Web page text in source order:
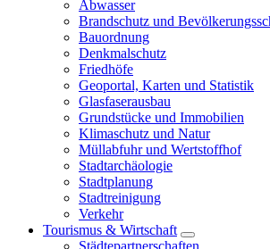
Abwasser
Brandschutz und
Bauordnung
Denkmalschutz
Friedhöfe
Geoportal, Karten und Statistik
Glasfaserausbau
Grundstücke und Immobilien
Klimaschutz und Natur
Müllabfuhr und Wertstoffhof
Stadtarchäologie
Stadtplanung
Stadtreinigung
Verkehr
Tourismus & Wirtschaft